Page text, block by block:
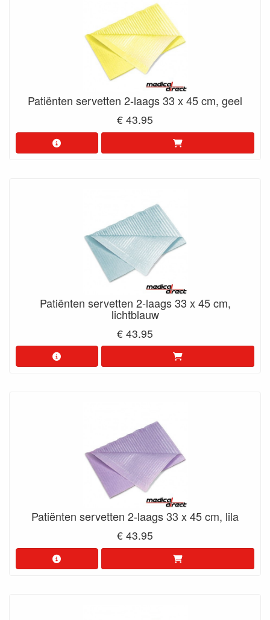
Patiënten servetten 2-laags 33 x 45 cm, geel
€ 43.95
Patiënten servetten 2-laags 33 x 45 cm,
lichtblauw
€ 43.95
Patiënten servetten 2-laags 33 x 45 cm, lila
€ 43.95